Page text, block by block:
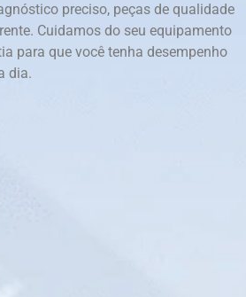
preciso, peças de qualidade
Cuidamos do seu equipamento
para que você tenha desempenho
dia.